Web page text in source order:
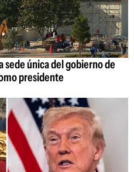
sede única del gobierno de
presidente